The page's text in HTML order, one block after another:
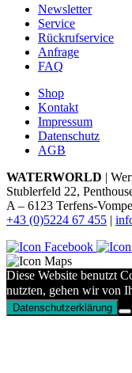
Newsletter
Service
Rückrufservice
Anfrage
FAQ
Shop
Kontakt
Impressum
Datenschutz
AGB
WATERWORLD |
Stublerfeld 22,
A – 6123 Terfens-
+43 (0)5224 67 455 |
Diese Website benutzt
nutzten, gehen wir von
Datenschutzerklärung